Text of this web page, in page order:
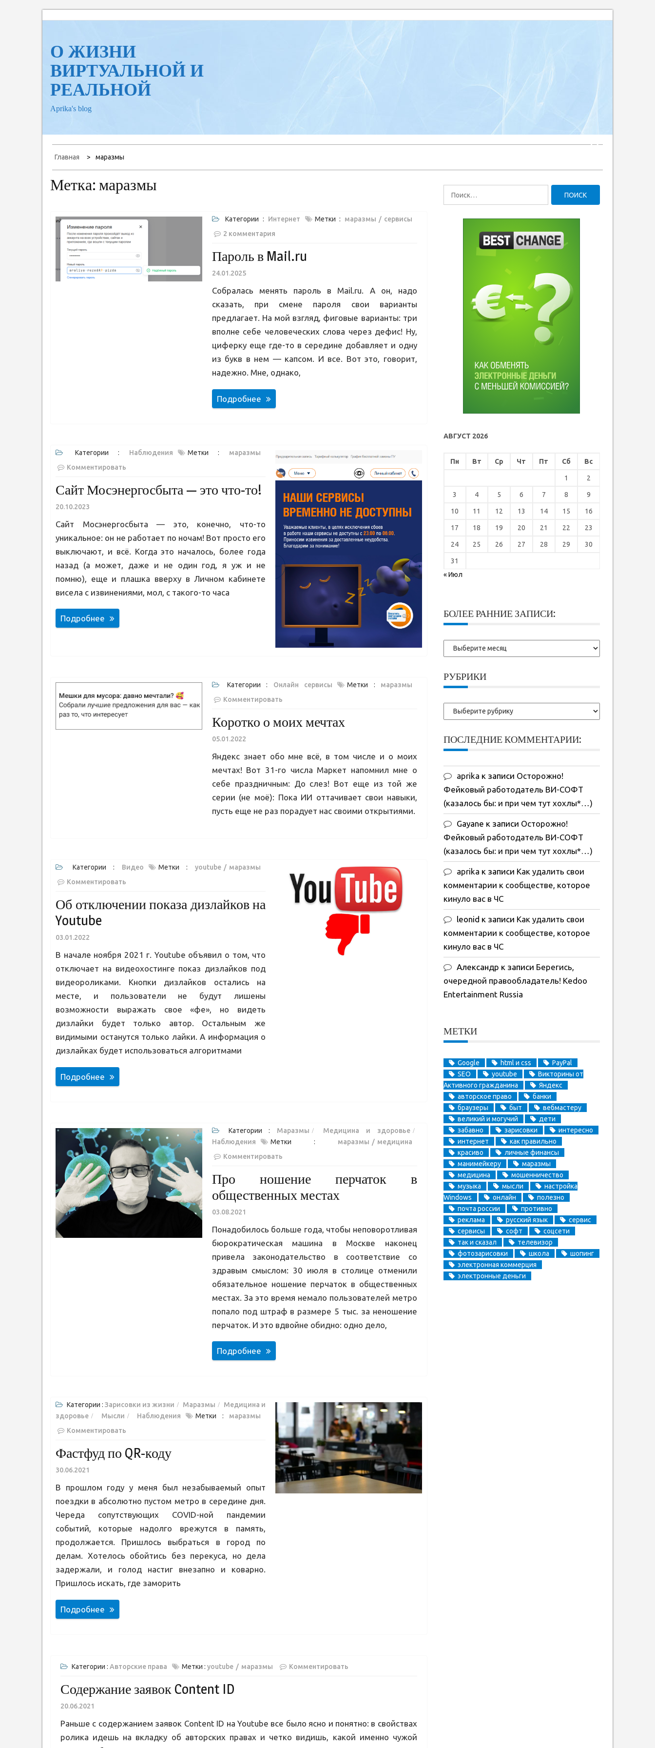
О ЖИЗНИ
ВИРТУАЛЬНОЙ И
РЕАЛЬНОЙ
Aprika's blog
Главная маразмы
Метка: маразмы
Категории : Интернет Метки : маразмы
сервисы
2 комментария
Пароль в Mail.ru
24.01.2025
Собралась менять пароль в Mail.ru. А он, надо
сказать, при смене пароля свои варианты
предлагает. На мой взгляд, фиговые варианты: три
вполне себе человеческих слова через дефис! Ну,
циферку еще где-то в середине добавляет и одну
из букв в нем — капсом. И все. Вот это, говорит,
надежно. Мне, однако,
Подробнее
Категории : Наблюдения Метки : маразмы
Комментировать
Сайт Мосэнергосбыта — это что-то!
20.10.2023
Сайт Мосэнергосбыта — это, конечно, что-то
уникальное: он не работает по ночам! Вот просто его
выключают, и всё. Когда это началось, более года
назад (а может, даже и не один год, я уж и не
помню), еще и плашка вверху в Личном кабинете
висела с извинениями, мол, с такого-то часа
Подробнее
Категории : Онлайн сервисы Метки : маразмы
Комментировать
Коротко о моих мечтах
05.01.2022
Яндекс знает обо мне всё, в том числе и о моих
мечтах! Вот 31-го числа Маркет напомнил мне о
себе праздничным: До слез! Вот еще из той же
серии (не моё): Пока ИИ оттачивает свои навыки,
пусть еще не раз порадует нас своими открытиями.
Категории : Видео Метки :youtube
маразмы
Комментировать
Об отключении показа дизлайков на
Youtube
03.01.2022
В начале ноября 2021 г. Youtube объявил о том, что
отключает на видеохостинге показ дизлайков под
видеороликами. Кнопки дизлайков остались на
месте, и пользователи не будут лишены
возможности выражать свое «фе», но видеть
дизлайки будет только автор. Остальным же
видимыми останутся только лайки. А информация о
дизлайках будет использоваться алгоритмами
Подробнее
Категории : Маразмы
Медицина и здоровье
Наблюдения
Метки : маразмы
медицина
Комментировать
Про ношение перчаток в
общественных местах
03.08.2021
Понадобилось больше года, чтобы неповоротливая
бюрократическая машина в Москве наконец
привела законодательство в соответствие со
здравым смыслом: 30 июля в столице отменили
обязательное ношение перчаток в общественных
местах. За это время немало пользователей метро
попало под штраф в размере 5 тыс. за неношение
перчаток. И это вдвойне обидно: одно дело,
Подробнее
Категории :Зарисовки из жизни Маразмы
Медицина и
здоровье
Мысли Наблюдения Метки : маразмы
Комментировать
Фастфуд по QR-коду
30.06.2021
В прошлом году у меня был незабываемый опыт
поездки в абсолютно пустом метро в середине дня.
Череда сопутствующих COVID-ной пандемии
событий, которые надолго врежутся в память,
продолжается. Пришлось выбраться в город по
делам. Хотелось обойтись без перекуса, но дела
задержали, и голод настиг внезапно и коварно.
Пришлось искать, где заморить
Подробнее
Категории : Авторские права Метки : youtube маразмы Комментировать
Содержание заявок Content ID
20.06.2021
Раньше с содержанием заявок Content ID на Youtube все было ясно и понятно: в свойствах
ролика идешь на вкладку об авторских правах и четко видишь, какой именно чужой
АВГУСТ 2026
Пн Вт Ср Чт Пт Сб Вс
1 2
3 4 5 6 7 8 9
10 11 12 13 14 15 16
17 18 19 20 21 22 23
24 25 26 27 28 29 30
31
« Июл
БОЛЕЕ РАННИЕ ЗАПИСИ:
Более
ранние
РУБРИКИ
Рубрики
ПОСЛЕДНИЕ КОММЕНТАРИИ:
aprika к записи Осторожно!
Фейковый работодатель ВИ-СОФТ
(казалось бы: и при чем тут хохлы*…)
Gayane к записи Осторожно!
Фейковый работодатель ВИ-СОФТ
(казалось бы: и при чем тут хохлы*…)
aprika к записи Как удалить свои
комментарии к сообществе, которое
кинуло вас в ЧС
leonid к записи Как удалить свои
комментарии к сообществе, которое
кинуло вас в ЧС
Александр к записи Берегись,
очередной правообладатель! Kedoo
Entertainment Russia
МЕТКИ
Google html и css
PayPal
SEO
youtube
Викторины от
Активного гражданина
Яндекс
авторское право
банки
браузеры
быт
вебмастеру
великий и могучий
дети
забавно
зарисовки
интересно
интернет
как правильно
красиво
личные финансы
манимейкеру
маразмы
медицина
мошенничество
музыка
мысли
настройка
Windows
онлайн
полезно
почта россии
противно
реклама
русский язык
сервис
сервисы
софт
соцсети
так и сказал
телевизор
фотозарисовки
школа
шопинг
электронная коммерция
электронные деньги